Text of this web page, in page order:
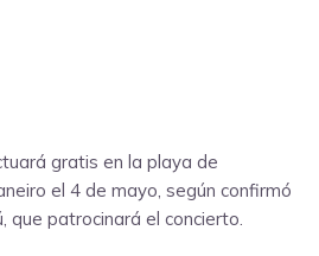
gratis en la playa de
el 4 de mayo, según confirmó
que patrocinará el concierto.